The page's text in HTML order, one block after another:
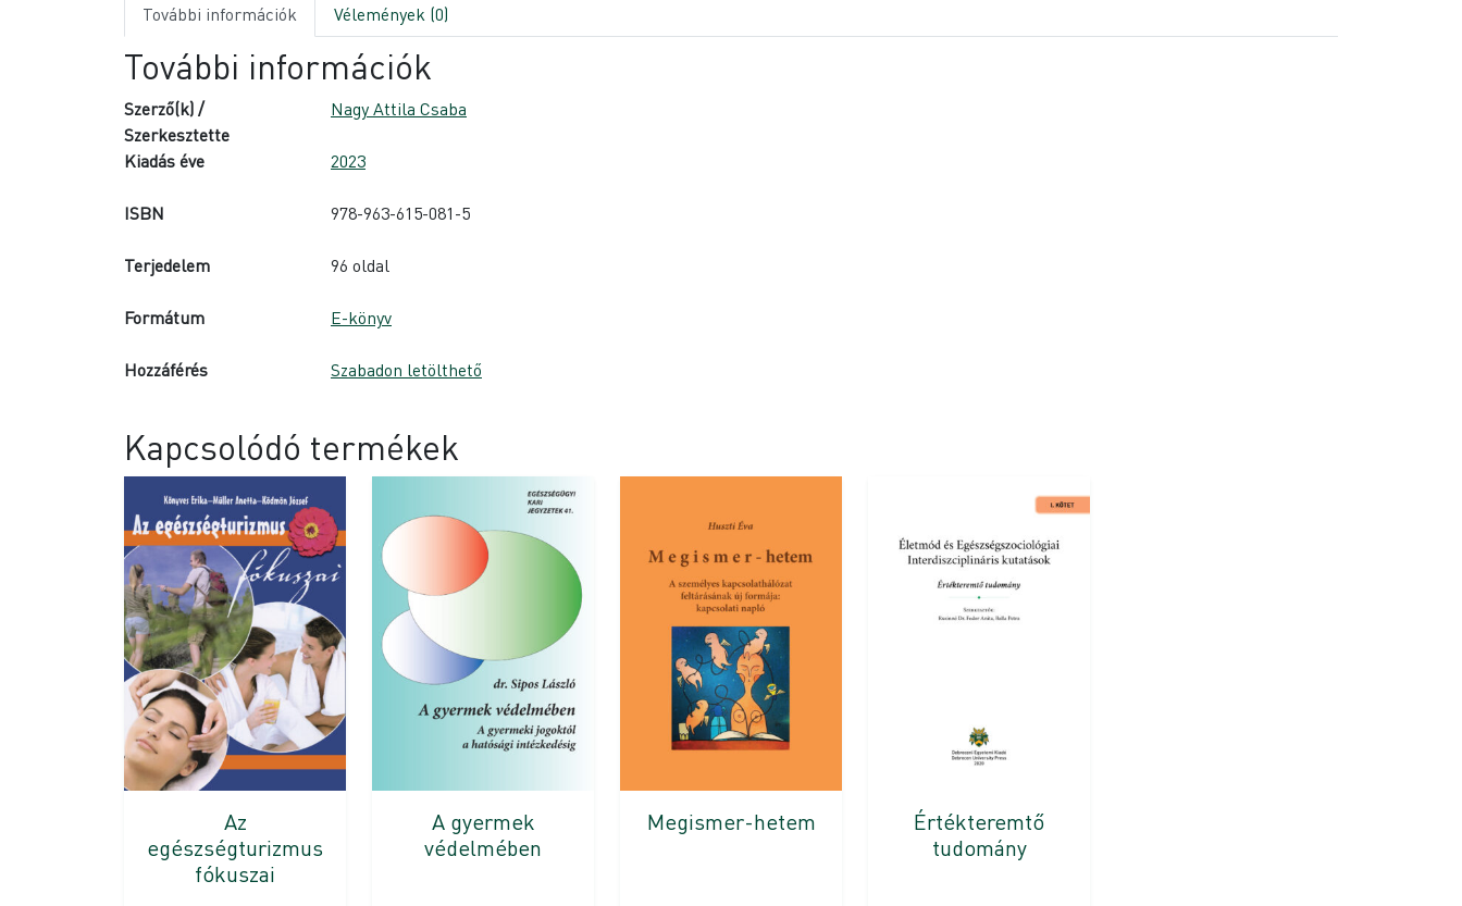
További információk Vélemények (0)
További információk
Szerző(k) /
Szerkesztette
Nagy Attila Csaba
Kiadás éve 2023
ISBN 978-963-615-081-5
Terjedelem 96 oldal
Formátum E-könyv
Hozzáférés Szabadon letölthető
Kapcsolódó termékek
Az
egészségturizmus
fókuszai
A gyermek
védelmében
Megismer-hetem
Értékteremtő
tudomány